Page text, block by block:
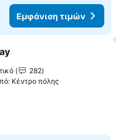
Εμφάνιση τιμών
στα αγαπημένα
282
Κέντρο πόλης